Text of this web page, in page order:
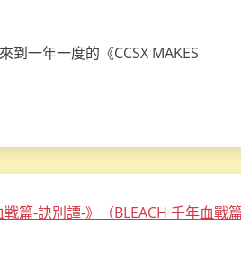
一年一度的《CCSX MAKES